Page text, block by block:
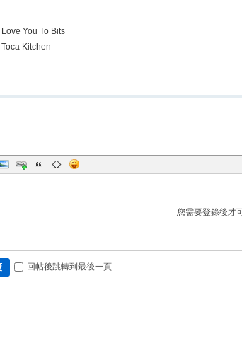
You To Bits
Kitchen
您需要登錄後才
回帖後跳轉到最後一頁